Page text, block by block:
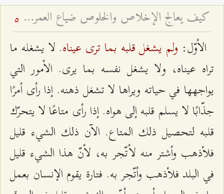
كيف يعالج الإخلاص والخلوص ضياع العمر باطلاً؟ 5
الأوّل: ولم يشغل قلبه بما ترى عيناه. لا يشغله ما
تراه عيناه، ولا يشغل نفسه بما يرى. الأمور التي
يواجهها في حياته ويراها لا تشغل ذهنه. إذا رأى أمرًا
جذّابًا لا يسلم قلبه إلى هواه. إذا رأى متاعًا لا يتحرّك
قلبه لتحصيل ذلك المتاع. الآن ذلك الشيء قليل
فلأذهب وأشتر منه لأتّجر به، لأنّ هذا الشيء قليل
في البلد فلأذهب وأتّجر به. فتارة يقوم الإنسان بعمل